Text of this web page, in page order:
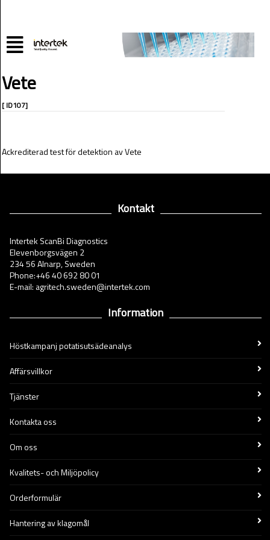
Vete
[ ID107]
Ackrediterad test för detektion av Vete
Kontakt
Intertek ScanBi Diagnostics
Elevenborgsvägen 2
234 56 Alnarp, Sweden
Phone:+46 40 692 80 01
E-mail: agritech.sweden@intertek.com
Information
Höstkampanj potatisutsädeanalys
Affärsvillkor
Tjänster
Kontakta oss
Om oss
Kvalitets- och Miljöpolicy
Orderformulär
Hantering av klagomål